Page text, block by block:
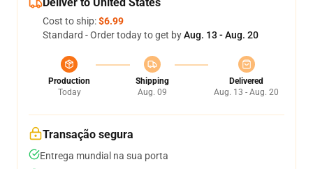
Cost to ship:$6.99
Standard - Order today to get byAug. 13 - Aug. 20
Production
Today
Shipping
Aug. 09
Delivered
Aug. 13 - Aug. 20
Transação segura
Entrega mundial na sua porta